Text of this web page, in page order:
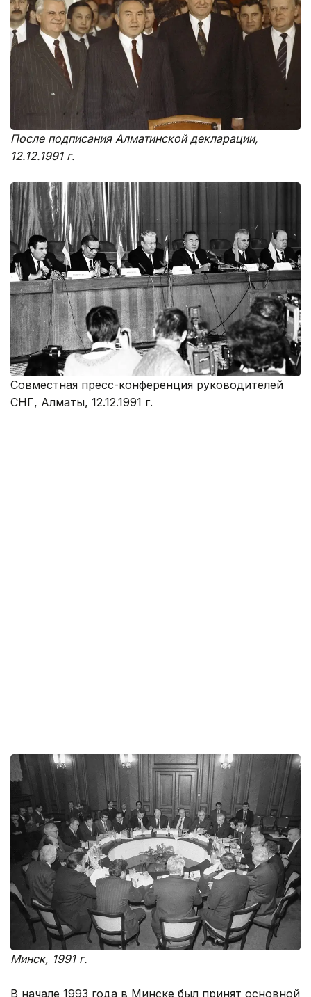
После подписания Алматинской декларации,
12.12.1991 г.
Совместная пресс-конференция руководителей
СНГ, Алматы, 12.12.1991 г.
Минск, 1991 г.
В начале 1993 года в Минске был принят основной